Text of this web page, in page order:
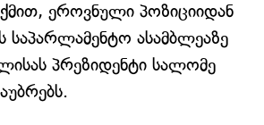
ეროვნული პოზიციიდან
საპარლამენტო ასამბლეაზე
პრეზიდენტი სალომე